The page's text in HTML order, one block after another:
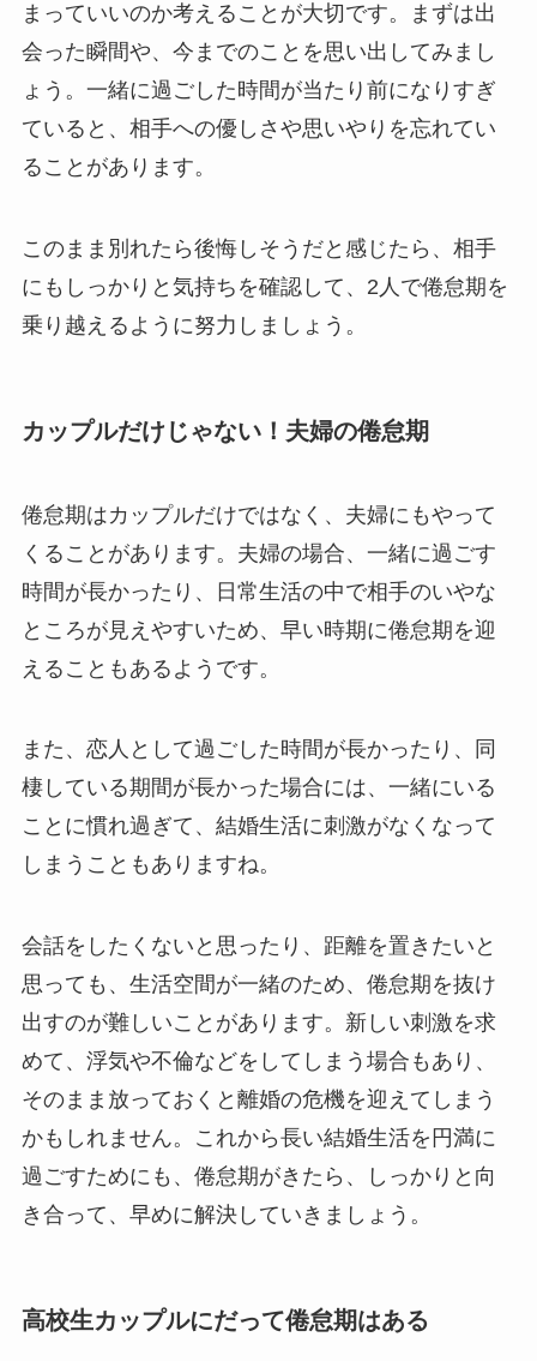
まっていいのか考えることが大切です。まずは出
会った瞬間や、今までのことを思い出してみまし
ょう。一緒に過ごした時間が当たり前になりすぎ
ていると、相手への優しさや思いやりを忘れてい
ることがあります。
このまま別れたら後悔しそうだと感じたら、相手
にもしっかりと気持ちを確認して、2人で倦怠期を
乗り越えるように努力しましょう。
カップルだけじゃない！夫婦の倦怠期
倦怠期はカップルだけではなく、夫婦にもやって
くることがあります。夫婦の場合、一緒に過ごす
時間が長かったり、日常生活の中で相手のいやな
ところが見えやすいため、早い時期に倦怠期を迎
えることもあるようです。
また、恋人として過ごした時間が長かったり、同
棲している期間が長かった場合には、一緒にいる
ことに慣れ過ぎて、結婚生活に刺激がなくなって
しまうこともありますね。
会話をしたくないと思ったり、距離を置きたいと
思っても、生活空間が一緒のため、倦怠期を抜け
出すのが難しいことがあります。新しい刺激を求
めて、浮気や不倫などをしてしまう場合もあり、
そのまま放っておくと離婚の危機を迎えてしまう
かもしれません。これから長い結婚生活を円満に
過ごすためにも、倦怠期がきたら、しっかりと向
き合って、早めに解決していきましょう。
高校生カップルにだって倦怠期はある